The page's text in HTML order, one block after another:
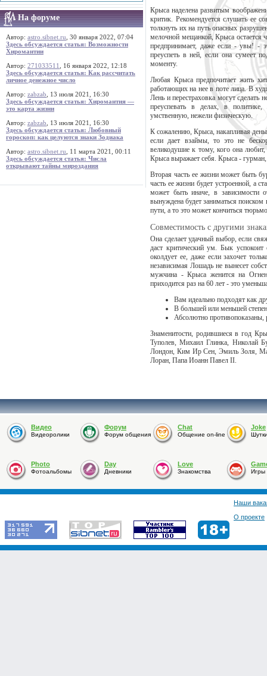
На форуме
Автор: astro.sibnet.ru , 30 января 2022, 07:04
Здесь обсуждается статья: Возможности
Хиромантии
Автор: 271033511
, 16 января 2022, 12:18
Здесь обсуждается статья: Как рассчитать
личное денежное число
Автор: zabzab , 13 июля 2021, 16:30
Здесь обсуждается статья: Хиромантия —
это карта жизни
Автор: zabzab , 13 июля 2021, 16:30
Здесь обсуждается статья: Любовный
гороскоп: как целуются знаки Зодиака
Автор: astro.sibnet.ru , 11 марта 2021, 00:11
Здесь обсуждается статья: Числа
открывают тайны мироздания
Крыса наделена развитым
критик. Рекомендуется слушать ее
толкнуть их на путь опасных
мелочной мещанкой, Крыса остается
предпринимает, даже если - увы! -
преуспеть в ней, если она сумеет
моменту.
Любая Крыса предпочитает жить
работающих на нее в поте лица. В
Лень и перестраховка могут
преуспевать в делах, в
умственную, нежели физическую.
К сожалению, Крыса, накапливая
если дает взаймы, то это не
великодушие к тому, кого она
Крыса выражает себя. Крыса -
Вторая часть ее жизни может быть
часть ее жизни будет устроенной, а
может быть иначе, в зависимости
вынуждена будет заниматься
пути, а то это может кончиться
Совместимость с другими
Она сделает удачный выбор, если
даст критический ум. Бык успокоит
околдует ее, даже если захочет
независимая Лошадь не вынесет
мужчина - Крыса женится на
приходится раз на 60 лет - это
Вам идеально подходят как
В большей или меньшей
Абсолютно
Знаменитости, родившиеся в год
Туполев, Михаил Глинка, Николай
Лондон, Ким Ир Сен, Эмиль Золя,
Лоран, Папа Иоанн Павел II.
Видео
Видеоролики
Форум
Форум общения
Chat
Общение on-line
Joke
Photo
Фотоальбомы
Day
Дневники
Love
Знакомства Игры
Наши
О проекте